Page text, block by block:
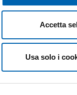
Accetta
Usa solo i
SOSTENIBILITÀ
EVENTI